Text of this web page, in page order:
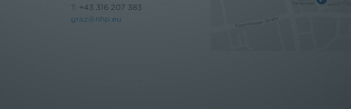
T: +43 316 207 383
graz@nhp.eu